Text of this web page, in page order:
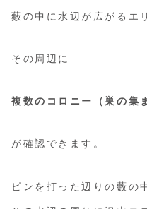
藪の中に水辺が広がるエ
その周辺に
複数のコロニー（巣の集
が確認できます。
ピンを打った辺りの藪の